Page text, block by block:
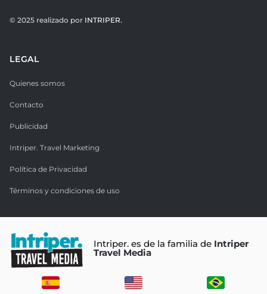
© 2025 realizado por INTRIPER.
LEGAL
Quienes somos
Contacto
Publicidad
Intriper. Travel Marketing
Política de Privacidad
Términos y condiciones de uso
Intriper. es de la familia de Intriper
Travel Media